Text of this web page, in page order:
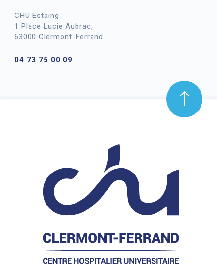
CHU Estaing
1 Place Lucie Aubrac,
63000 Clermont-Ferrand
04 73 75 00 09